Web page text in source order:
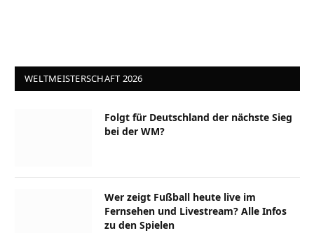
WELTMEISTERSCHAFT 2026
Folgt für Deutschland der nächste Sieg
bei der WM?
Wer zeigt Fußball heute live im
Fernsehen und Livestream? Alle Infos
zu den Spielen